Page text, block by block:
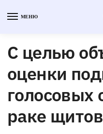
МЕНЮ
С целью
оценки
голосовых
раке